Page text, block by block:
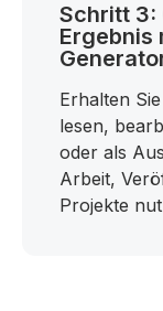
Schritt 3:
Ergebnis
Erhalten
lesen,
oder als
Arbeit,
Projekte